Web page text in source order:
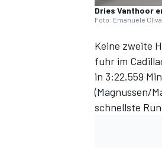
Dries Vanthoor
Foto: Emanuele
Keine zweite
fuhr im
in 3:22.559
(Magnussen/
schnellste